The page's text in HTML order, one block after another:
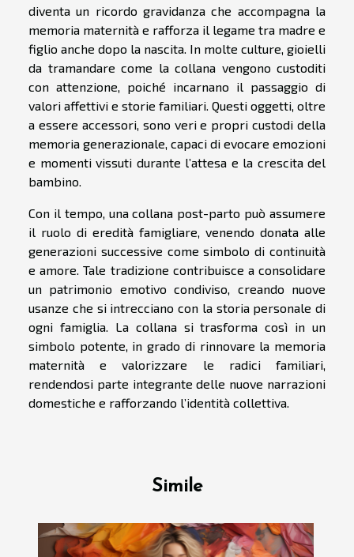
diventa un ricordo gravidanza che accompagna la
memoria maternità e rafforza il legame tra madre e
figlio anche dopo la nascita. In molte culture, gioielli
da tramandare come la collana vengono custoditi
con attenzione, poiché incarnano il passaggio di
valori affettivi e storie familiari. Questi oggetti, oltre
a essere accessori, sono veri e propri custodi della
memoria generazionale, capaci di evocare emozioni
e momenti vissuti durante l’attesa e la crescita del
bambino.
Con il tempo, una collana post-parto può assumere
il ruolo di eredità famigliare, venendo donata alle
generazioni successive come simbolo di continuità
e amore. Tale tradizione contribuisce a consolidare
un patrimonio emotivo condiviso, creando nuove
usanze che si intrecciano con la storia personale di
ogni famiglia. La collana si trasforma così in un
simbolo potente, in grado di rinnovare la memoria
maternità e valorizzare le radici familiari,
rendendosi parte integrante delle nuove narrazioni
domestiche e rafforzando l’identità collettiva.
Simile